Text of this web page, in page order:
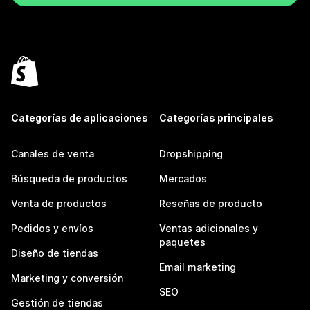
Categorías de aplicaciones
Canales de venta
Búsqueda de productos
Venta de productos
Pedidos y envíos
Diseño de tiendas
Marketing y conversión
Gestión de tiendas
Categorías principales
Dropshipping
Mercados
Reseñas de producto
Ventas adicionales y
paquetes
Email marketing
SEO